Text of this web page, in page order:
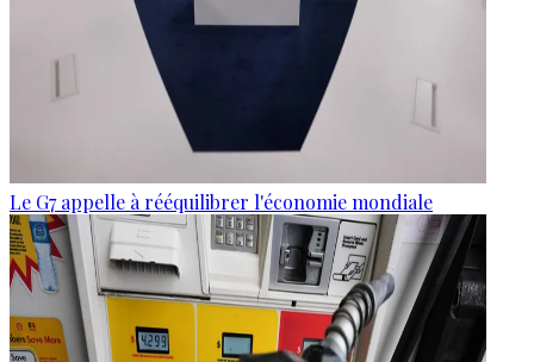
Le G7 appelle à rééquilibrer l'économie mondiale